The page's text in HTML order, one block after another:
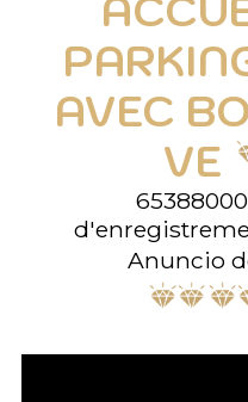
AVEC
VE
Anuncio